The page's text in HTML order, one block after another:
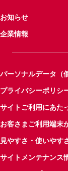
お知らせ
企業情報
パーソナルデータ（
プライバシーポリシ
サイトご利用にあた
お客さまご利用端末
見やすさ・使いやす
サイトメンテナンス